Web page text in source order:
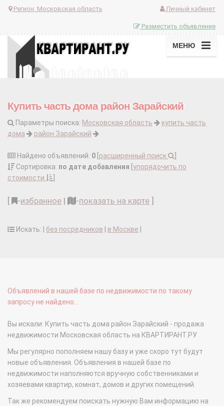
Регион: Московская область Личный кабинет
Разместить объявление
МЕНЮ
Купить часть дома район Зарайский
Параметры поиска: Московская область
купить часть
дома
район Зарайский
Найдено объявлений: 0 расширенный поиск
Сортировка: по дате добавления упорядочить по
стоимости
-избранное | -показать на карте
Искать: | без посредников в Москве
Объявлений в нашей базе по недвижимости по такому
запросу не найдено...
Вы искали: Купить часть дома район Зарайский - продажа
недвижимости Московская область на КВАРТИРАНТ.РУ
Мы регулярно пополняем нашу базу и уже скоро тут будут
новые объявления. Объявления в нашей базе по
недвижимости наполняются вручную собственниками и
хозяевами квартир, комнат, домов и других помещений.
Так же рекомендуем поискать нужную Вам информацию на